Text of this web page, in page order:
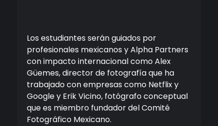
Los estudiantes serán guiados por
profesionales mexicanos y Alpha Partners
con impacto internacional como Alex
Güemes, director de fotografía que ha
trabajado con empresas como Netflix y
Google y Erik Vicino, fotógrafo conceptual
que es miembro fundador del Comité
Fotográfico Mexicano.